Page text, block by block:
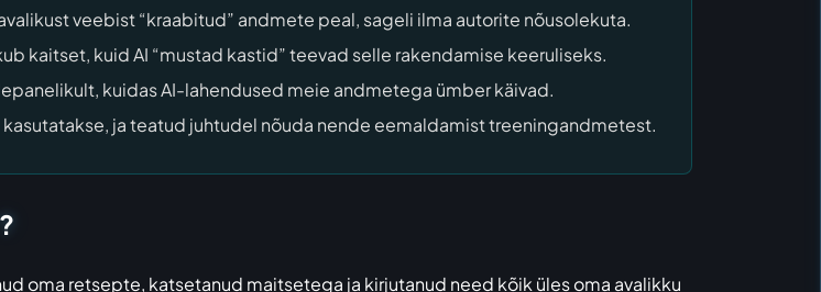
veebist “kraabitud” andmete peal, sageli ilma autorite nõusolekuta.
kaitset, kuid AI “mustad kastid” teevad selle rakendamise keeruliseks.
kuidas AI-lahendused meie andmetega ümber käivad.
ja teatud juhtudel nõuda nende eemaldamist treeningandmetest.
oma retsepte, katsetanud maitsetega ja kirjutanud need kõik üles oma avalikku